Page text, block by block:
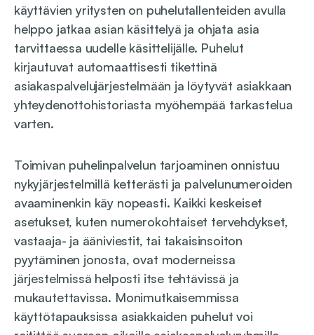
käyttävien yritysten on puhelutallenteiden avulla
helppo jatkaa asian käsittelyä ja ohjata asia
tarvittaessa uudelle käsittelijälle. Puhelut
kirjautuvat automaattisesti tikettinä
asiakaspalvelujärjestelmään ja löytyvät asiakkaan
yhteydenottohistoriasta myöhempää tarkastelua
varten.
Toimivan puhelinpalvelun tarjoaminen onnistuu
nykyjärjestelmillä ketterästi ja palvelunumeroiden
avaaminenkin käy nopeasti. Kaikki keskeiset
asetukset, kuten numerokohtaiset tervehdykset,
vastaaja- ja ääniviestit, tai takaisinsoiton
pyytäminen jonosta, ovat moderneissa
järjestelmissä helposti itse tehtävissä ja
mukautettavissa. Monimutkaisemmissa
käyttötapauksissa asiakkaiden puhelut voi